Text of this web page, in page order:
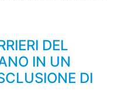
DEL
IN UN
DI